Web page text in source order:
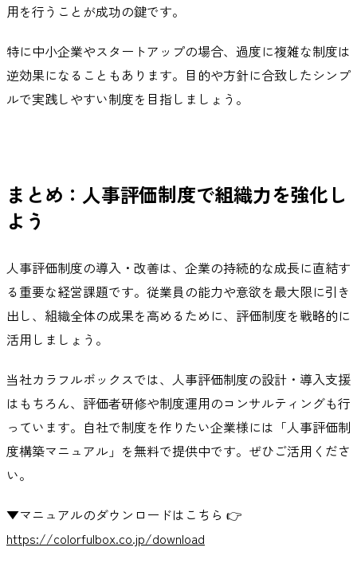
用を行うことが成功の鍵です。
特に中小企業やスタートアップの場合、過度に複雑な制度は
逆効果になることもあります。目的や方針に合致したシンプ
ルで実践しやすい制度を目指しましょう。
まとめ：人事評価制度で組織力を強化し
よう
人事評価制度の導入・改善は、企業の持続的な成長に直結す
る重要な経営課題です。従業員の能力や意欲を最大限に引き
出し、組織全体の成果を高めるために、評価制度を戦略的に
活用しましょう。
当社カラフルボックスでは、人事評価制度の設計・導入支援
はもちろん、評価者研修や制度運用のコンサルティングも行
っています。自社で制度を作りたい企業様には「人事評価制
度構築マニュアル」を無料で提供中です。ぜひご活用くださ
い。
▼マニュアルのダウンロードはこちら 👉
https://colorfulbox.co.jp/download